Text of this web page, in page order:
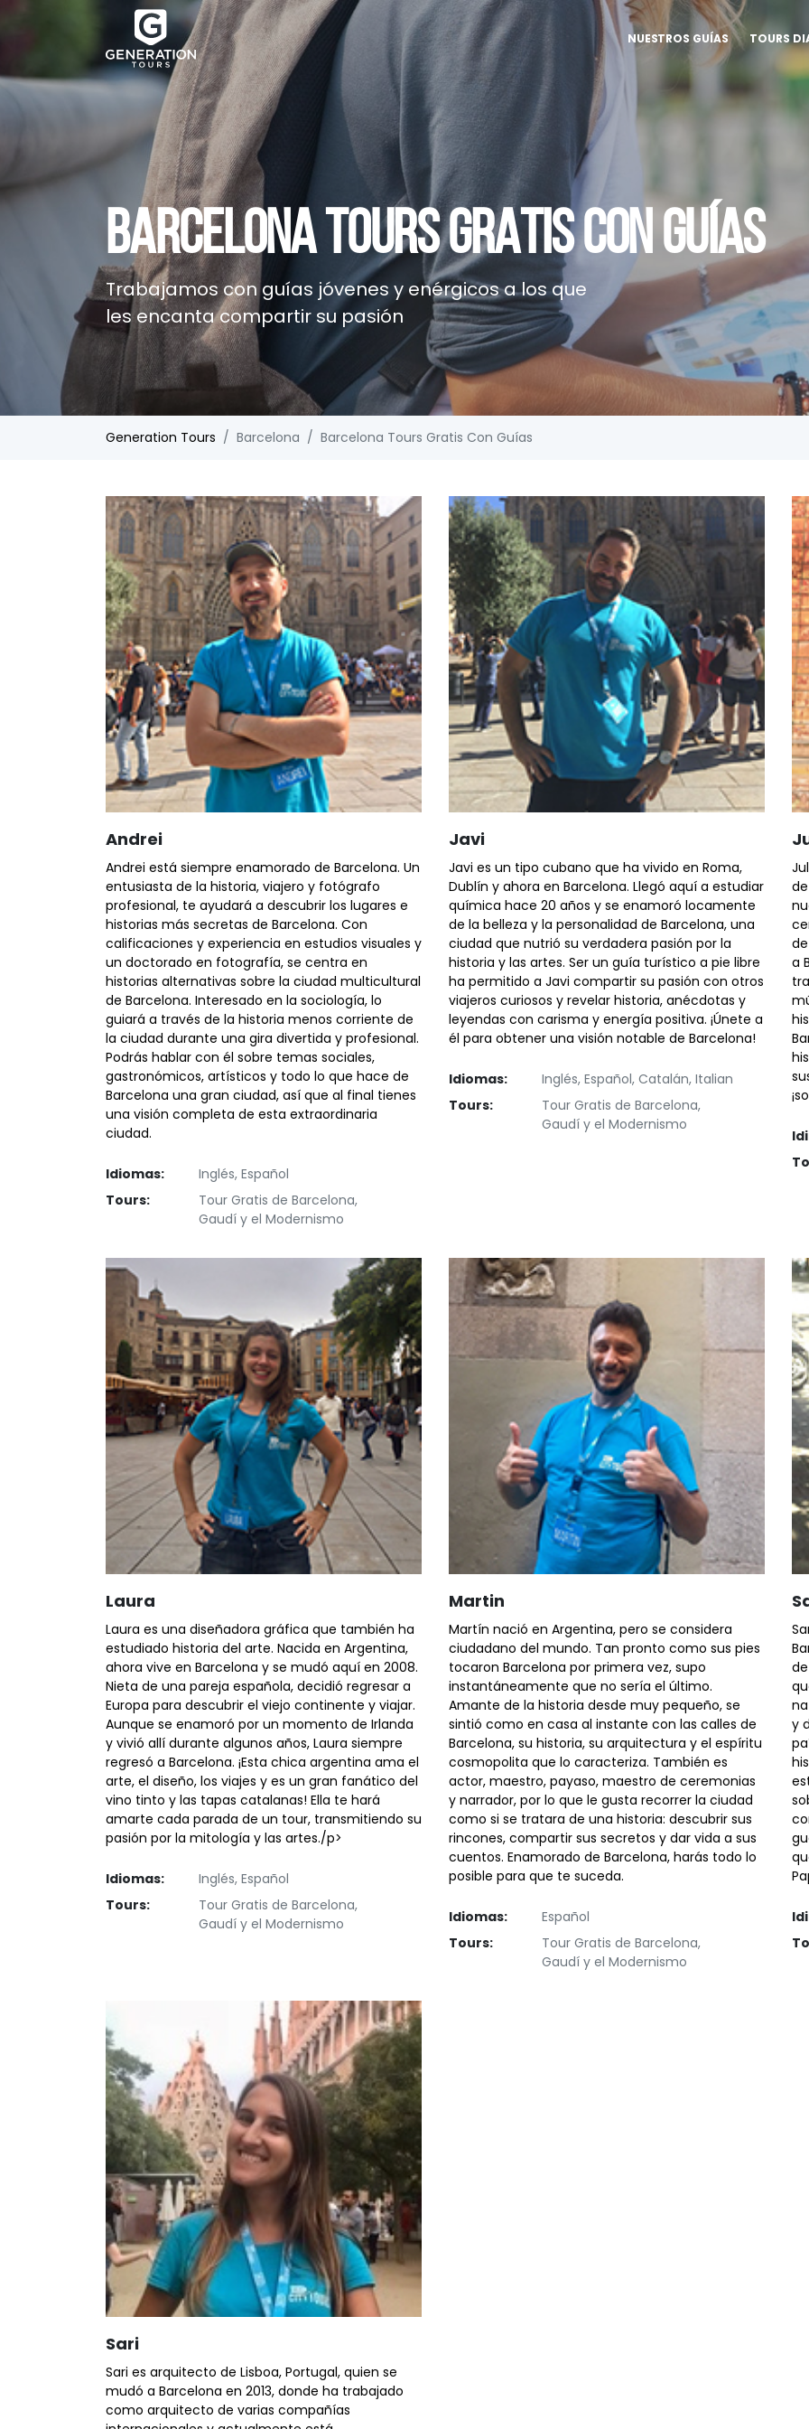
NUESTROS GUÍAS TOURS
BARCELONA TOURS GRATIS CON GUÍAS
Trabajamos con guías jóvenes y enérgicos a los que
les encanta compartir su pasión
Generation Tours Barcelona Barcelona Tours Gratis Con Guías
Andrei
Andrei está siempre enamorado de Barcelona. Un
entusiasta de la historia, viajero y fotógrafo
profesional, te ayudará a descubrir los lugares e
historias más secretas de Barcelona. Con
calificaciones y experiencia en estudios visuales y
un doctorado en fotografía, se centra en
historias alternativas sobre la ciudad multicultural
de Barcelona. Interesado en la sociología, lo
guiará a través de la historia menos corriente de
la ciudad durante una gira divertida y profesional.
Podrás hablar con él sobre temas sociales,
gastronómicos, artísticos y todo lo que hace de
Barcelona una gran ciudad, así que al final tienes
una visión completa de esta extraordinaria
ciudad.
Idiomas:
Inglés, Español
Tours:
Tour Gratis de Barcelona,
Gaudí y el Modernismo
Javi
Javi es un tipo cubano que ha vivido en Roma,
Dublín y ahora en Barcelona. Llegó aquí a estudiar
química hace 20 años y se enamoró locamente
de la belleza y la personalidad de Barcelona, ​​una
ciudad que nutrió su verdadera pasión por la
historia y las artes. Ser un guía turístico a pie libre
ha permitido a Javi compartir su pasión con otros
viajeros curiosos y revelar historia, anécdotas y
leyendas con carisma y energía positiva. ¡Únete a
él para obtener una visión notable de Barcelona!
Idiomas:
Inglés, Español, Catalán, Italian
Tours:
Tour Gratis de Barcelona,
Gaudí y el Modernismo
a
Laura
Laura es una diseñadora gráfica que también ha
estudiado historia del arte. Nacida en Argentina,
ahora vive en Barcelona y se mudó aquí en 2008.
Nieta de una pareja española, decidió regresar a
Europa para descubrir el viejo continente y viajar.
Aunque se enamoró por un momento de Irlanda
y vivió allí durante algunos años, Laura siempre
regresó a Barcelona. ¡Esta chica argentina ama el
arte, el diseño, los viajes y es un gran fanático del
vino tinto y las tapas catalanas! Ella te hará
amarte cada parada de un tour, transmitiendo su
pasión por la mitología y las artes./p>
Idiomas:
Inglés, Español
Tours:
Tour Gratis de Barcelona,
Gaudí y el Modernismo
Martin
Martín nació en Argentina, pero se considera
ciudadano del mundo. Tan pronto como sus pies
tocaron Barcelona por primera vez, supo
instantáneamente que no sería el último.
Amante de la historia desde muy pequeño, se
sintió como en casa al instante con las calles de
Barcelona, ​​su historia, su arquitectura y el espíritu
cosmopolita que lo caracteriza. También es
actor, maestro, payaso, maestro de ceremonias
y narrador, por lo que le gusta recorrer la ciudad
como si se tratara de una historia: descubrir sus
rincones, compartir sus secretos y dar vida a sus
cuentos. Enamorado de Barcelona, ​​harás todo lo
posible para que te suceda.
Idiomas:
Español
Tours:
Tour Gratis de Barcelona,
Gaudí y el Modernismo
y
Sari
Sari es arquitecto de Lisboa, Portugal, quien se
mudó a Barcelona en 2013, donde ha trabajado
como arquitecto de varias compañías